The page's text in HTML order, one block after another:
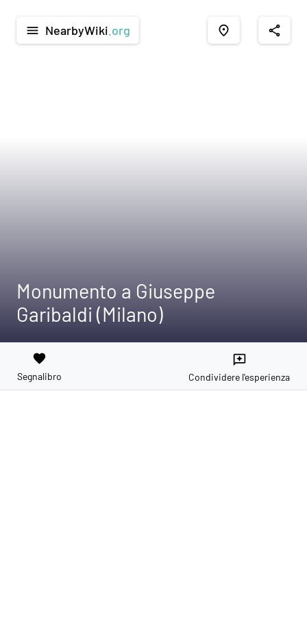
menu NearbyWiki .org place share
Monumento a Giuseppe
Garibaldi (Milano)
favorite
Segnalibro
reviews
Condividere l'esperienza